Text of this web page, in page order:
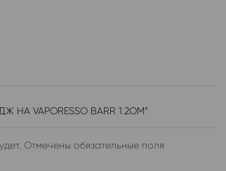
VAPORESSO BARR 1.2OM”
Отмечены обязательные поля